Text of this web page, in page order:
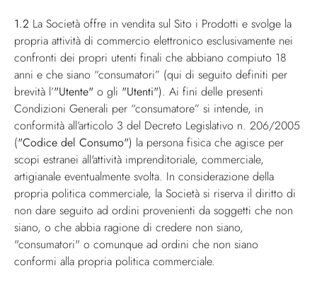
1.2 La Società offre in vendita sul Sito i Prodotti e svolge la
propria attività di commercio elettronico esclusivamente nei
confronti dei propri utenti finali che abbiano compiuto 18
anni e che siano “consumatori” (qui di seguito definiti per
brevità l’"Utente" o gli "Utenti"). Ai fini delle presenti
Condizioni Generali per “consumatore” si intende, in
conformità all’articolo 3 del Decreto Legislativo n. 206/2005
("Codice del Consumo") la persona fisica che agisce per
scopi estranei all'attività imprenditoriale, commerciale,
artigianale eventualmente svolta. In considerazione della
propria politica commerciale, la Società si riserva il diritto di
non dare seguito ad ordini provenienti da soggetti che non
siano, o che abbia ragione di credere non siano,
"consumatori" o comunque ad ordini che non siano
conformi alla propria politica commerciale.